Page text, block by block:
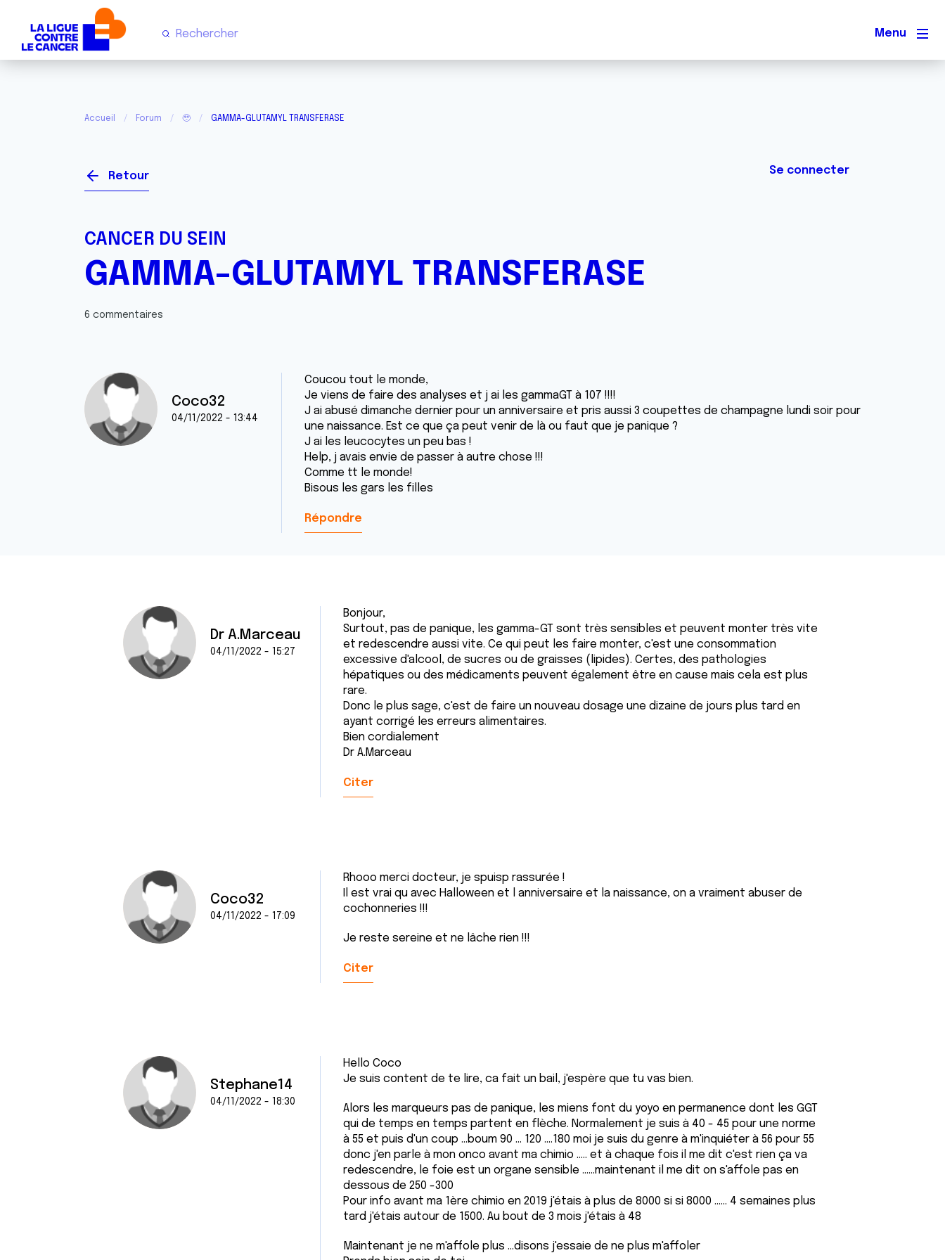
Menu
Accueil Forum 🥹 GAMMA-GLUTAMYL TRANSFERASE
Retour Se connecter
CANCER DU SEIN
GAMMA-GLUTAMYL TRANSFERASE
6 commentaires
Coco32
04/11/2022 - 13:44
Coucou tout le monde,
Je viens de faire des analyses et j ai les gammaGT à 107 !!!!
J ai abusé dimanche dernier pour un anniversaire et pris aussi 3 coupettes de champagne lundi soir pour
une naissance. Est ce que ça peut venir de là ou faut que je panique ?
J ai les leucocytes un peu bas !
Help, j avais envie de passer à autre chose !!!
Comme tt le monde!
Bisous les gars les filles
Répondre
Dr A.Marceau
04/11/2022 - 15:27
Bonjour,
Surtout, pas de panique, les gamma-GT sont très sensibles et peuvent monter très vite
et redescendre aussi vite. Ce qui peut les faire monter, c'est une consommation
excessive d'alcool, de sucres ou de graisses (lipides). Certes, des pathologies
hépatiques ou des médicaments peuvent également être en cause mais cela est plus
rare.
Donc le plus sage, c'est de faire un nouveau dosage une dizaine de jours plus tard en
ayant corrigé les erreurs alimentaires.
Bien cordialement
Dr A.Marceau
Citer
Coco32
04/11/2022 - 17:09
Rhooo merci docteur, je spuisp rassurée !
Il est vrai qu avec Halloween et l anniversaire et la naissance, on a vraiment abuser de
cochonneries !!!
Je reste sereine et ne lâche rien !!!
Citer
Stephane14
04/11/2022 - 18:30
Hello Coco
Je suis content de te lire, ca fait un bail, j'espère que tu vas bien.
Alors les marqueurs pas de panique, les miens font du yoyo en permanence dont les GGT
qui de temps en temps partent en flèche. Normalement je suis à 40 - 45 pour une norme
à 55 et puis d'un coup ...boum 90 ... 120 ....180 moi je suis du genre à m'inquiéter à 56 pour 55
donc j'en parle à mon onco avant ma chimio ..... et à chaque fois il me dit c'est rien ça va
redescendre, le foie est un organe sensible ......maintenant il me dit on s'affole pas en
dessous de 250 -300
Pour info avant ma 1ère chimio en 2019 j'étais à plus de 8000 si si 8000 ...... 4 semaines plus
tard j'étais autour de 1500. Au bout de 3 mois j'étais à 48
Maintenant je ne m'affole plus ...disons j'essaie de ne plus m'affoler